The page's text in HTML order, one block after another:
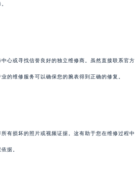
心或寻找信誉良好的独立维修商。虽然直接联系官方
的维修服务可以确保您的腕表得到正确的修复。
有损坏的照片或视频证据。这有助于您在维修过程中
据。